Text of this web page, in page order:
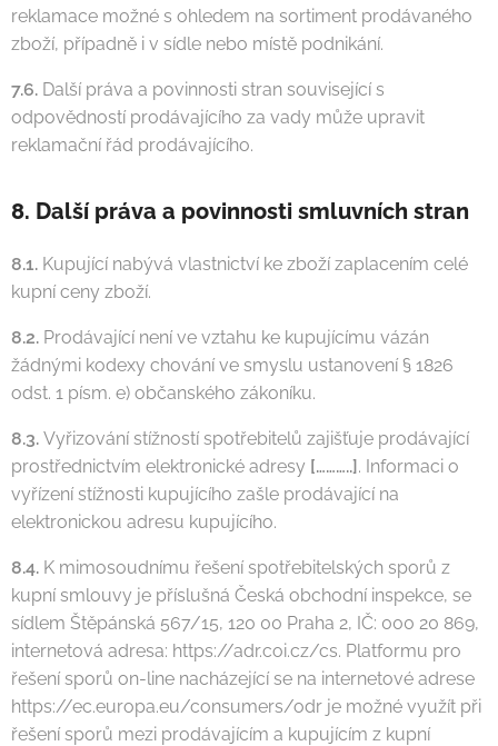
reklamace možné s ohledem na sortiment prodávaného
zboží, případně i v sídle nebo místě podnikání.
7.6. Další práva a povinnosti stran související s
odpovědností prodávajícího za vady může upravit
reklamační řád prodávajícího.
8. Další práva a povinnosti smluvních stran
8.1. Kupující nabývá vlastnictví ke zboží zaplacením celé
kupní ceny zboží.
8.2. Prodávající není ve vztahu ke kupujícímu vázán
žádnými kodexy chování ve smyslu ustanovení § 1826
odst. 1 písm. e) občanského zákoníku.
8.3. Vyřizování stížností spotřebitelů zajišťuje prodávající
prostřednictvím elektronické adresy [………..]. Informaci o
vyřízení stížnosti kupujícího zašle prodávající na
elektronickou adresu kupujícího.
8.4. K mimosoudnímu řešení spotřebitelských sporů z
kupní smlouvy je příslušná Česká obchodní inspekce, se
sídlem Štěpánská 567/15, 120 00 Praha 2, IČ: 000 20 869,
internetová adresa: https://adr.coi.cz/cs. Platformu pro
řešení sporů on-line nacházející se na internetové adrese
https://ec.europa.eu/consumers/odr je možné využít při
řešení sporů mezi prodávajícím a kupujícím z kupní